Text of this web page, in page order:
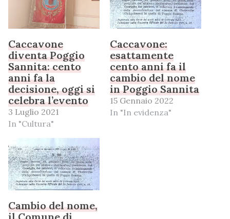
Caccavone
diventa Poggio
Sannita: cento
anni fa la
decisione, oggi si
celebra l’evento
3 Luglio 2021
In "Cultura"
Caccavone:
esattamente
cento anni fa il
cambio del nome
in Poggio Sannita
15 Gennaio 2022
In "In evidenza"
Cambio del nome,